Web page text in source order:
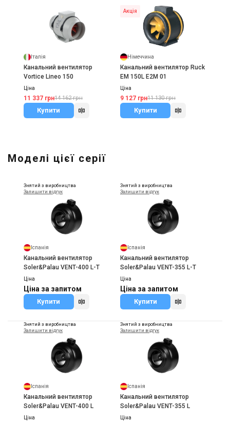
Італія
Канальний вентилятор
Vortice Lineo 150
Ціна
11 337 грн14 162 грн
Купити
Акція
Німеччина
Канальний вентилятор Ruck
EM 150L E2M 01
Ціна
9 127 грн11 130 грн
Купити
Моделі цієї серії
Знятий з виробництва
Залишити відгук
Іспанія
Канальний вентилятор
Soler&Palau VENT-400 L-T
Ціна
Ціна за запитом
Купити
Знятий з виробництва
Залишити відгук
Іспанія
Канальний вентилятор
Soler&Palau VENT-355 L-T
Ціна
Ціна за запитом
Купити
Знятий з виробництва
Залишити відгук
Іспанія
Канальний вентилятор
Soler&Palau VENT-400 L
Ціна
Знятий з виробництва
Залишити відгук
Іспанія
Канальний вентилятор
Soler&Palau VENT-355 L
Ціна